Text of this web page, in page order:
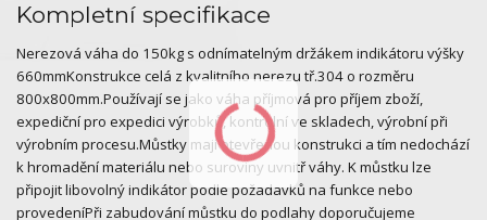
Kompletní specifikace
Nerezová váha do 150kg s odnímatelným držákem indikátoru výšky
660mmKonstrukce celá z kvalitního nerezu tř.304 o rozměru
800x800mm.Používají se jako váha příjmová pro příjem zboží,
expediční pro expedici výrobků, kontrolní ve skladech, výrobní při
výrobním procesu.Můstky mají otevřenou konstrukci a tím nedochází
k hromadění materiálu nebo suroviny uvnitř váhy. K můstku lze
připojit libovolný indikátor podle požadavků na funkce nebo
provedeníPři zabudování můstku do podlahy doporučujeme